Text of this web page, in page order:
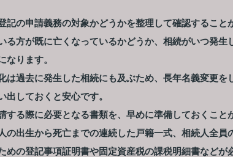
記の申請義務の対象かどうかを整理して確認すること
る方が既に亡くなっているかどうか、相続がいつ発
なります。
は過去に発生した相続にも及ぶため、長年名義変更
出しておくと安心です。
する際に必要となる書類を、早めに準備しておくこと
の出生から死亡までの連続した戸籍一式、相続人全
めの登記事項証明書や固定資産税の課税明細書などが